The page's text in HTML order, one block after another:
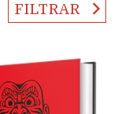
FILTRAR